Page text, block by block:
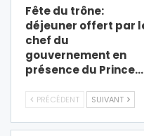
Fête du trône:
déjeuner offert par
chef du
gouvernement en
présence du Prince…
PRÉCÉDENT SUIVANT